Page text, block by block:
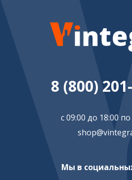
8 (800)
с 09:00 до 18:00
Мы в